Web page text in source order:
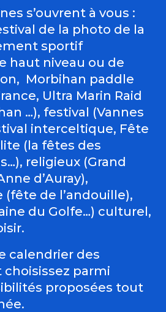
s’ouvrent à vous :
de la photo de la
sportif
haut niveau ou de
Morbihan paddle
Ultra Marin Raid
…), festival (Vannes
interceltique, Fête
(la fêtes des
religieux (Grand
d’Auray),
de l’andouille),
du Golfe…) culturel,
calendrier des
parmi
proposées tout